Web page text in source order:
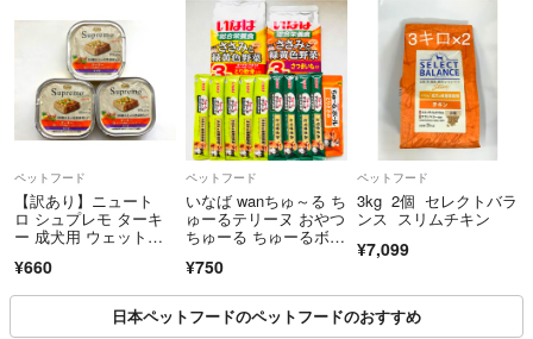
ペットフード
【訳あり】ニュート
ロ シュプレモ ターキ
ー 成犬用 ウェットフ
¥660
ペットフード
いなば wanちゅ～る ち
ゅーるテリーヌ おやつ
ちゅーる ちゅーるボー
点
¥750
ペットフード
3kg 2個 セレクトバラ
ンス スリムチキン
¥7,099
日本ペットフードのペットフードのおすすめ